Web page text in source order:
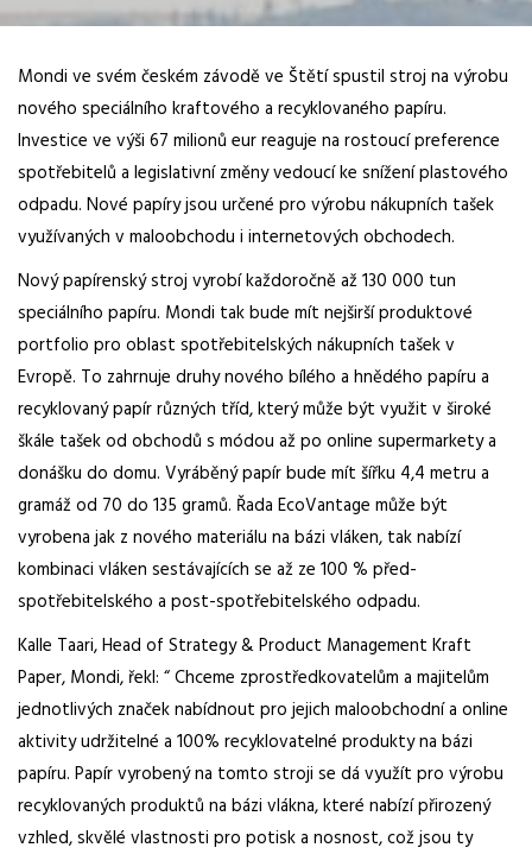
Mondi ve svém českém závodě ve Štětí spustil stroj na výrobu
nového speciálního kraftového a recyklovaného papíru.
Investice ve výši 67 milionů eur reaguje na rostoucí preference
spotřebitelů a legislativní změny vedoucí ke snížení plastového
odpadu. Nové papíry jsou určené pro výrobu nákupních tašek
využívaných v maloobchodu i internetových obchodech.
Nový papírenský stroj vyrobí každoročně až 130 000 tun
speciálního papíru. Mondi tak bude mít nejširší produktové
portfolio pro oblast spotřebitelských nákupních tašek v
Evropě. To zahrnuje druhy nového bílého a hnědého papíru a
recyklovaný papír různých tříd, který může být využit v široké
škále tašek od obchodů s módou až po online supermarkety a
donášku do domu. Vyráběný papír bude mít šířku 4,4 metru a
gramáž od 70 do 135 gramů. Řada EcoVantage může být
vyrobena jak z nového materiálu na bázi vláken, tak nabízí
kombinaci vláken sestávajících se až ze 100 % před-
spotřebitelského a post-spotřebitelského odpadu.
Kalle Taari, Head of Strategy & Product Management Kraft
Paper, Mondi, řekl: “ Chceme zprostředkovatelům a majitelům
jednotlivých značek nabídnout pro jejich maloobchodní a online
aktivity udržitelné a 100% recyklovatelné produkty na bázi
papíru. Papír vyrobený na tomto stroji se dá využít pro výrobu
recyklovaných produktů na bázi vlákna, které nabízí přirozený
vzhled, skvělé vlastnosti pro potisk a nosnost, což jsou ty